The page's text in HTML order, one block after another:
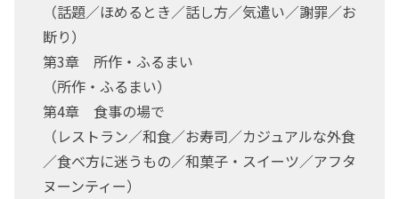
（話題／ほめるとき／話し方／気遣い／謝罪／お
断り）
第3章 所作・ふるまい
（所作・ふるまい）
第4章 食事の場で
（レストラン／和食／お寿司／カジュアルな外食
／食べ方に迷うもの／和菓子・スイーツ／アフタ
ヌーンティー）